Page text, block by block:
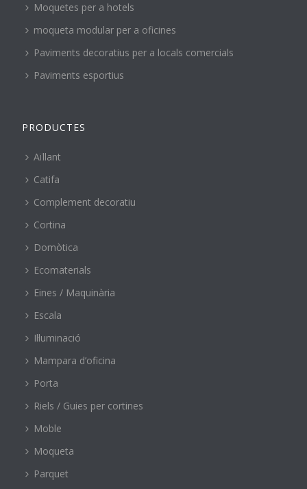
Moquetes per a hotels
moqueta modular per a oficines
Paviments decoratius per a locals comercials
Paviments esportius
PRODUCTES
Aïllant
Catifa
Complement decoratiu
Cortina
Domòtica
Ecomaterials
Eines / Maquinària
Escala
Il·luminació
Mampara d’oficina
Porta
Riels / Guies per cortines
Moble
Moqueta
Parquet